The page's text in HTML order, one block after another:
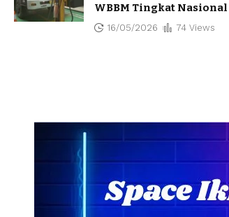
WBBM Tingkat Nasional
16/05/2026 74 Views